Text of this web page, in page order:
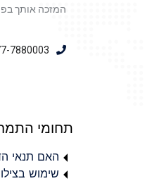
המזכה אותך
7880003
תחומי
האם תנאי
שימוש